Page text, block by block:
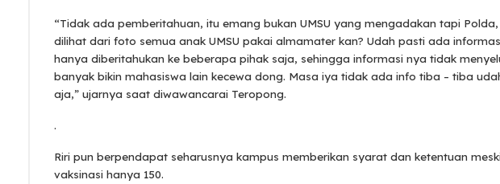
“Tidak ada pemberitahuan, itu emang bukan UMSU yang mengadakan tapi
dilihat dari foto semua anak UMSU pakai almamater kan? Udah pasti ada
hanya diberitahukan ke beberapa pihak saja, sehingga informasi nya tidak
banyak bikin mahasiswa lain kecewa dong. Masa iya tidak ada info tiba – tiba
aja,” ujarnya saat diwawancarai Teropong.
.
Riri pun berpendapat seharusnya kampus memberikan syarat dan ketentuan
vaksinasi hanya 150.